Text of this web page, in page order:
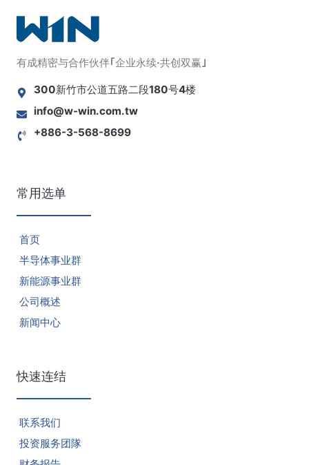
有成精密与合作伙伴｢企业永续·共创双赢｣
300新竹市公道五路二段180号4楼
info@w-win.com.tw
+886-3-568-8699
常用选单
首页
半导体事业群
新能源事业群
公司概述
新闻中心
快速连结
联系我们
投资服务团隊